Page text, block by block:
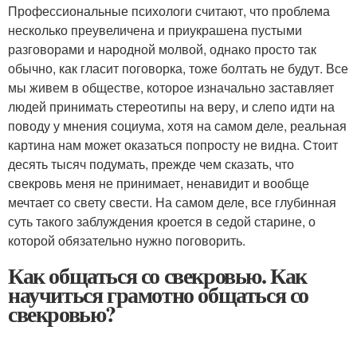
Профессиональные психологи считают, что проблема
несколько преувеличена и приукрашена пустыми
разговорами и народной молвой, однако просто так
обычно, как гласит поговорка, тоже болтать не будут. Все
мы живем в обществе, которое изначально заставляет
людей принимать стереотипы на веру, и слепо идти на
поводу у мнения социума, хотя на самом деле, реальная
картина нам может оказаться попросту не видна. Стоит
десять тысяч подумать, прежде чем сказать, что
свекровь меня не принимает, ненавидит и вообще
мечтает со свету свести. На самом деле, все глубинная
суть такого заблуждения кроется в седой старине, о
которой обязательно нужно поговорить.
Как общаться со свекровью. Как
научиться грамотно общаться со
свекровью?